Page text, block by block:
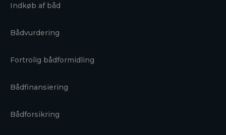
Indkøb af båd
Bådvurdering
Fortrolig bådformidling
Bådfinansiering
Bådforsikring